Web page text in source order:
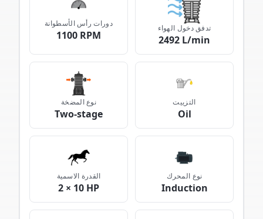
تدفق دخول الهواء
2492 L/min
دورات رأس الأسطوانة
1100 RPM
التزييت
Oil
نوع المضخة
Two-stage
نوع المحرك
Induction
القدرة الاسمية
2 × 10 HP